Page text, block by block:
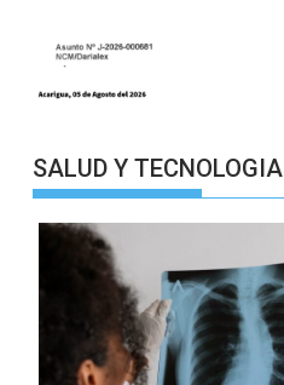
SALUD Y TECNOLOGIA